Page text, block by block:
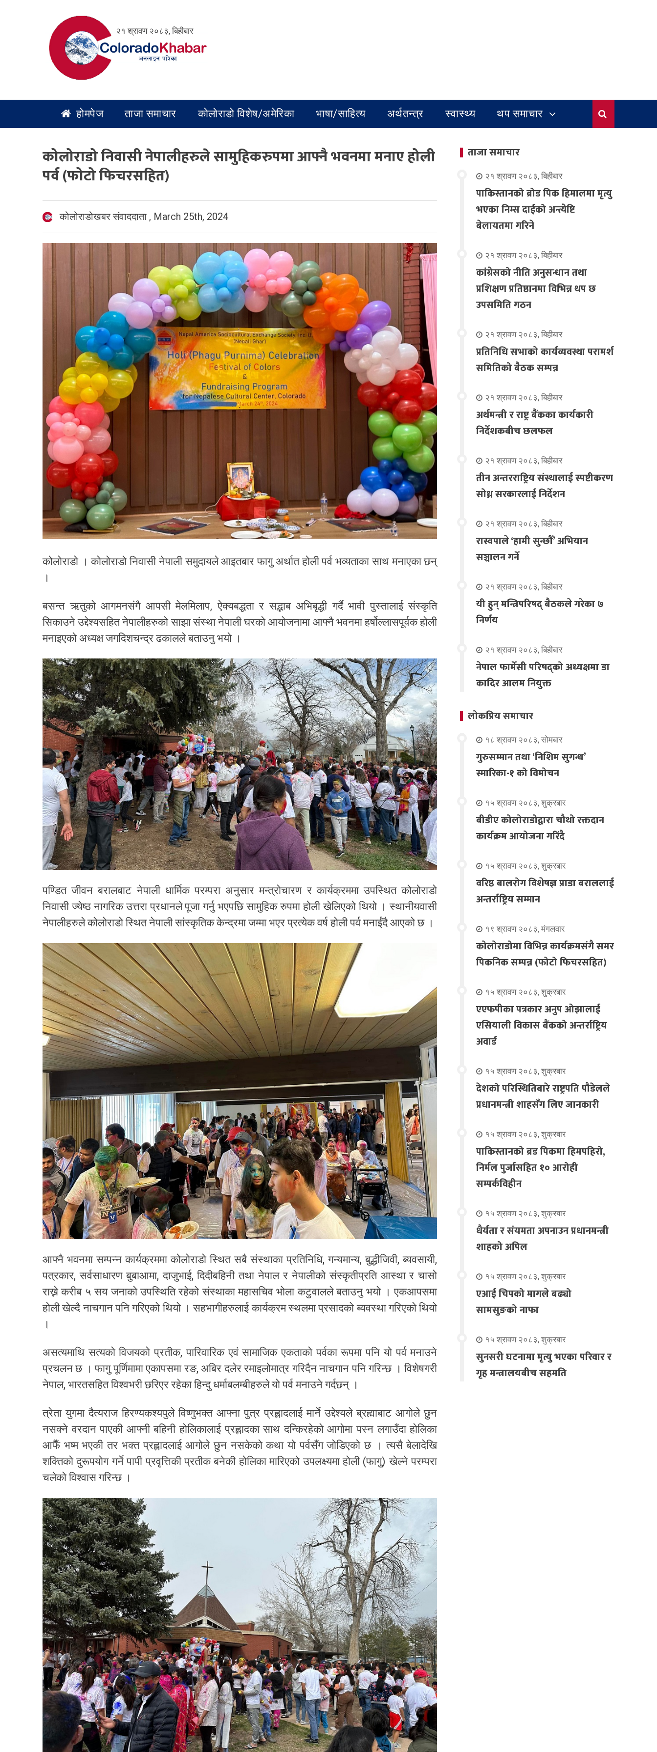
२१ श्रावण २०८३, बिहीबार
होमपेज ताजा समाचार कोलोराडो विशेष/अमेरिका भाषा/साहित्य अर्थतन्त्र स्वास्थ्य थप समाचार
कोलोराडो निवासी नेपालीहरुले सामुहिकरुपमा आफ्नै भवनमा मनाए होली
पर्व (फोटो फिचरसहित)
कोलोराडोखबर संवाददाता , March 25th, 2024
कोलोराडो । कोलोराडो निवासी नेपाली समुदायले आइतबार फागु अर्थात होली पर्व भव्यताका साथ मनाएका छन्
।
बसन्त ऋतुको आगमनसंगै आपसी मेलमिलाप, ऐक्यबद्धता र सद्भाब अभिबृद्धी गर्दै भावी पुस्तालाई संस्कृति
सिकाउने उद्देश्यसहित नेपालीहरुको साझा संस्था नेपाली घरको आयोजनामा आफ्नै भवनमा हर्षोल्लासपूर्वक होली
मनाइएको अध्यक्ष जगदिशचन्द्र ढकालले बताउनु भयो ।
पण्डित जीवन बरालबाट नेपाली धार्मिक परम्परा अनुसार मन्त्रोचारण र कार्यक्रममा उपस्थित कोलोराडो
निवासी ज्येष्ठ नागरिक उत्तरा प्रधानले पूजा गर्नु भएपछि सामुहिक रुपमा होली खेलिएको थियो । स्थानीयवासी
नेपालीहरुले कोलोराडो स्थित नेपाली सांस्कृतिक केन्द्रमा जम्मा भएर प्रत्येक वर्ष होली पर्व मनाईंदै आएको छ ।
आफ्नै भवनमा सम्पन्न कार्यक्रममा कोलोराडो स्थित सबै संस्थाका प्रतिनिधि, गन्यमान्य, बुद्धीजिवी, ब्यवसायी,
पत्रकार, सर्वसाधारण बुबाआमा, दाजुभाई, दिदीबहिनी तथा नेपाल र नेपालीको संस्कृतीप्रति आस्था र चासो
राख्ने करीब ५ सय जनाको उपस्थिति रहेको संस्थाका महासचिव भोला कटुवालले बताउनु भयो । एकआपसमा
होली खेल्दै नाचगान पनि गरिएको थियो । सहभागीहरुलाई कार्यक्रम स्थलमा प्रसादको ब्यवस्था गरिएको थियो
।
असत्यमाथि सत्यको विजयको प्रतीक, पारिवारिक एवं सामाजिक एकताको पर्वका रूपमा पनि यो पर्व मनाउने
प्रचलन छ । फागु पूर्णिमामा एकापसमा रङ, अबिर दलेर रमाइलोमात्र गरिदैन नाचगान पनि गरिन्छ । विशेषगरी
नेपाल, भारतसहित विश्वभरी छरिएर रहेका हिन्दु धर्माबलम्बीहरुले यो पर्व मनाउने गर्दछन् ।
त्रेता युगमा दैत्यराज हिरण्यकश्यपुले विष्णुभक्त आफ्ना पुत्र प्रह्लादलाई मार्ने उद्देश्यले ब्रह्माबाट आगोले छुन
नसक्ने वरदान पाएकी आफ्नी बहिनी होलिकालाई प्रह्लादका साथ दन्किरहेको आगोमा पस्न लगाउँदा होलिका
आफैँ भष्म भएकी तर भक्त प्रह्लादलाई आगोले छुन नसकेको कथा यो पर्वसँग जोडिएको छ । त्यसै बेलादेखि
शक्तिको दुरूपयोग गर्ने पापी प्रवृत्तिकी प्रतीक बनेकी होलिका मारिएको उपलक्ष्यमा होली (फागु) खेल्ने परम्परा
चलेको विश्वास गरिन्छ ।
ताजा समाचार
२१ श्रावण २०८३, बिहीबार
पाकिस्तानको ब्रोड पिक हिमालमा मृत्यु
भएका निम्स दाईको अन्त्येष्टि
बेलायतमा गरिने
२१ श्रावण २०८३, बिहीबार
कांग्रेसको नीति अनुसन्धान तथा
प्रशिक्षण प्रतिष्ठानमा विभिन्न थप छ
उपसमिति गठन
२१ श्रावण २०८३, बिहीबार
प्रतिनिधि सभाको कार्यव्यवस्था परामर्श
समितिको बैठक सम्पन्न
२१ श्रावण २०८३, बिहीबार
अर्थमन्त्री र राष्ट्र बैंकका कार्यकारी
निर्देशकबीच छलफल
२१ श्रावण २०८३, बिहीबार
तीन अन्तरराष्ट्रिय संस्थालाई स्पष्टीकरण
सोध्न सरकारलाई निर्देशन
२१ श्रावण २०८३, बिहीबार
रास्वपाले ‘हामी सुन्छौँ’ अभियान
सञ्चालन गर्ने
२१ श्रावण २०८३, बिहीबार
यी हुन् मन्त्रिपरिषद् बैठकले गरेका ७
निर्णय
२१ श्रावण २०८३, बिहीबार
नेपाल फार्मेसी परिषद्को अध्यक्षमा डा
कादिर आलम नियुक्त
लोकप्रिय समाचार
१८ श्रावण २०८३, सोमबार
गुरुसम्मान तथा ‘निशिम सुगन्ध’
स्मारिका-१ को विमोचन
१५ श्रावण २०८३, शुक्रबार
बीडीए कोलोराडोद्वारा चौथो रक्तदान
कार्यक्रम आयोजना गरिंदै
१५ श्रावण २०८३, शुक्रबार
वरिष्ठ बालरोग विशेषज्ञ प्राडा बराललाई
अन्तर्राष्ट्रिय सम्मान
१९ श्रावण २०८३, मंगलवार
कोलोराडोमा विभिन्न कार्यक्रमसंगै समर
पिकनिक सम्पन्न (फोटो फिचरसहित)
१५ श्रावण २०८३, शुक्रबार
एएफपीका पत्रकार अनुप ओझालाई
एसियाली विकास बैंकको अन्तर्राष्ट्रिय
अवार्ड
१५ श्रावण २०८३, शुक्रबार
देशको परिस्थितिबारे राष्ट्रपति पौडेलले
प्रधानमन्त्री शाहसँग लिए जानकारी
१५ श्रावण २०८३, शुक्रबार
पाकिस्तानको ब्रड पिकमा हिमपहिरो,
निर्मल पुर्जासहित १० आरोही
सम्पर्कविहीन
१५ श्रावण २०८३, शुक्रबार
धैर्यता र संयमता अपनाउन प्रधानमन्त्री
शाहको अपिल
१५ श्रावण २०८३, शुक्रबार
एआई चिपको मागले बढ्यो
सामसुङको नाफा
१५ श्रावण २०८३, शुक्रबार
सुनसरी घटनामा मृत्यु भएका परिवार र
गृह मन्त्रालयबीच सहमति